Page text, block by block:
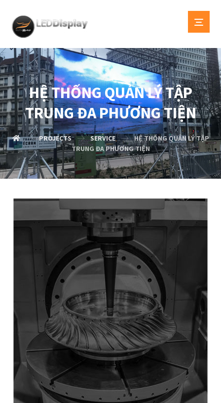
HỆ THỐNG QUẢN LÝ TẬP
TRUNG ĐA PHƯƠNG TIỆN
PROJECTS SERVICE
HỆ THỐNG QUẢN LÝ TẬP
TRUNG ĐA PHƯƠNG TIỆN